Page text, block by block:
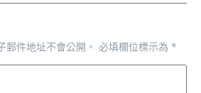
郵件地址不會公開。 必填欄位標示為 *